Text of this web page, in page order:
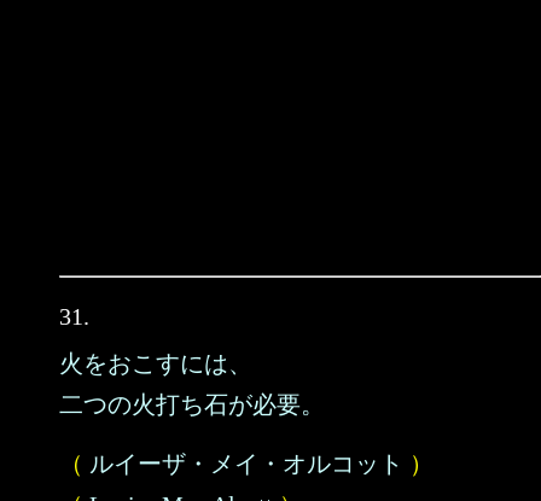
31.
火をおこすには、
二つの火打ち石が必要。
（ ルイーザ・メイ・オルコット ）